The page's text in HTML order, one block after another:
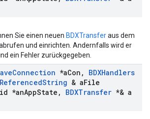
Sie einen neuen BDXTransferaus dem
und einrichten. Andernfalls wird er
ein Fehler zurückgegeben.
Connection *aCon ,
BDXHandlers
ReferencedString & aFile
*anAppState , BDXTransfer *& a